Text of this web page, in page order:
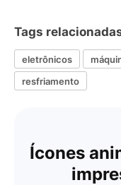
Tags
eletrônicos
resfriamento
Ícones